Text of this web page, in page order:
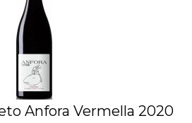
Anfora Vermella 2020